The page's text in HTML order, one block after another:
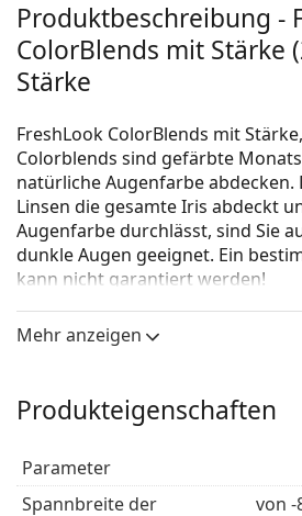
Produktbeschreibung -
ColorBlends mit Stärke
Stärke
FreshLook ColorBlends mit
Colorblends sind gefärbte
natürliche Augenfarbe abdecken.
Linsen die gesamte Iris abdeckt
Augenfarbe durchlässt, sind Sie
dunkle Augen geeignet. Ein
kann nicht garantiert werden!
Der UV Filter bei Kontaktlinsen
Hornhaut vor den schädlichen UV
mit einerSonnenbrille, die über
Die Produktion von FreshLook
Kontaktlinsen wurde eingestellt.
Mehr anzeigen
Produkteigenschaften
Parameter
Spannbreite der
von -